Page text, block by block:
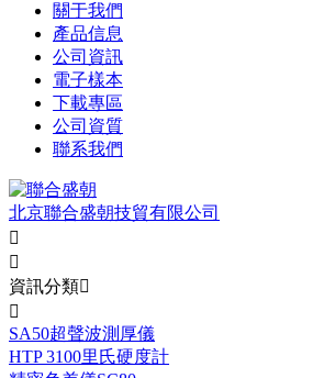
關于我們
產品信息
公司資訊
電子樣本
下載專區
公司資質
聯系我們
北京聯合盛朝技貿有限公司


資訊分類

SA50超聲波測厚儀
HTP 3100里氏硬度計